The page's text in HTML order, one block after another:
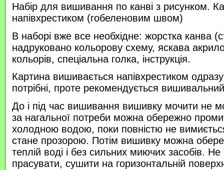
Набір для вишивання по канві з рисунком.
напівхрестиком (гобеленовим швом)
В наборі вже все необхідне: жорстка канва
надруковано кольорову схему, яскава
кольорів, спеціальна голка, інструкція.
Картина вишивається напівхрестиком одразу
потрібні, проте рекомендується
До і під час вишивання вишивку мочити не
за нагальної потреби можна обережно
холодною водою, поки повністю не
стане прозорою. Потім вишивку можна
теплій воді і без сильних миючих засобів.
прасувати, сушити на горизонтальній